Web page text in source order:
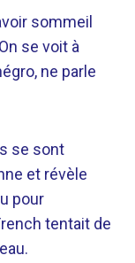
sommeil
se voit à
ne parle
se sont
et révèle
pour
tentait de